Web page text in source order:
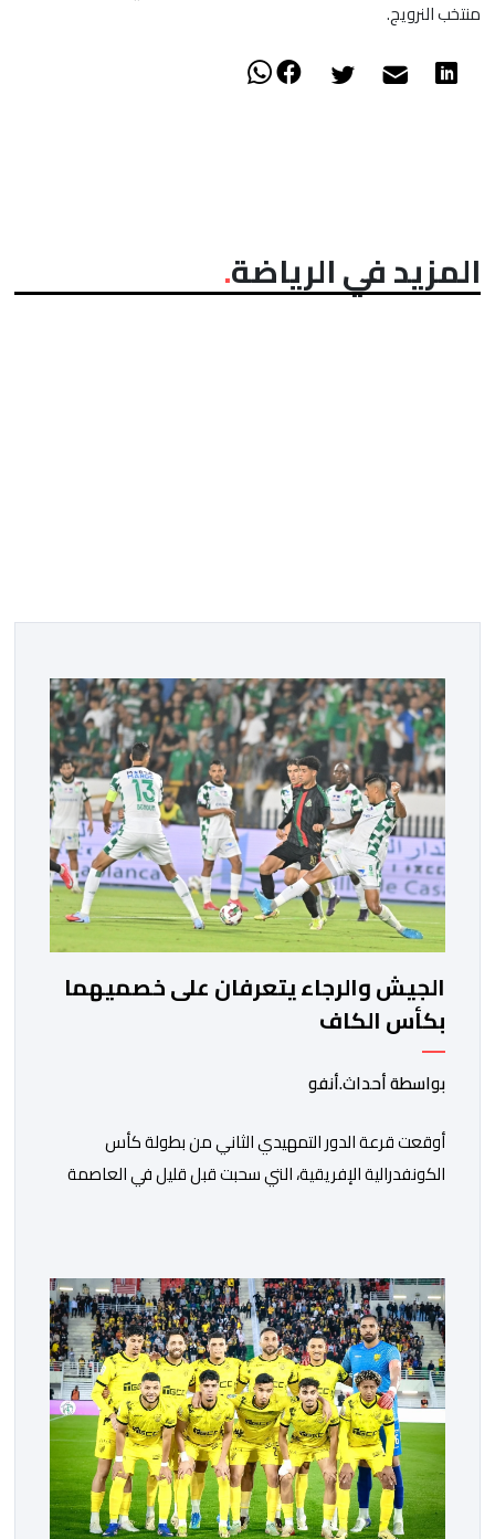
منتخب النرويج.
المزيد في الرياضة
الجيش والرجاء يتعرفان على خصميهما
بكأس الكاف
بواسطة أحداث.أنفو
أوقعت قرعة الدور التمهيدي الثاني من بطولة كأس
الكونفدرالية الإفريقية، التي سحبت قبل قليل في العاصمة
ووسط القارة. ​وسيكون نادي الرجاء الرياضي على موعد مع
مواجهة المتأهل من المباراة التي تجمع بين إيل كانيمي
واريورز النيجيري ونادي أوديب ممثل […]